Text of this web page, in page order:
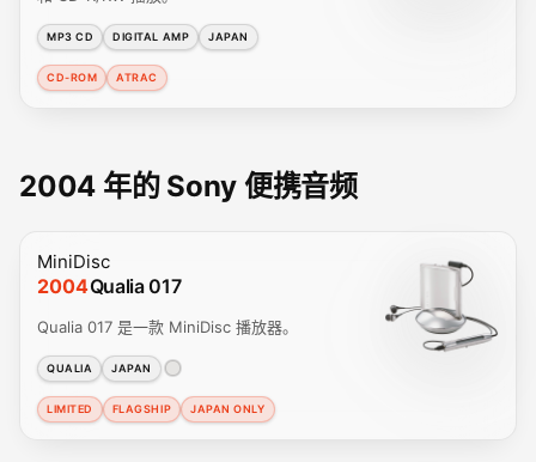
MP3 CD DIGITAL AMP JAPAN
CD-ROM ATRAC
2004 年的 Sony 便携音频
MiniDisc
2004Qualia 017
Qualia 017 是一款 MiniDisc 播放器。
QUALIA JAPAN
LIMITED FLAGSHIP JAPAN ONLY